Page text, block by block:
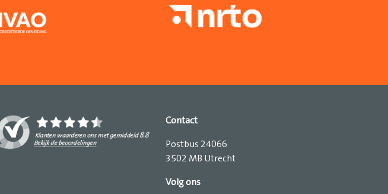
Contact
Postbus 24066
3502 MB Utrecht
Volg ons